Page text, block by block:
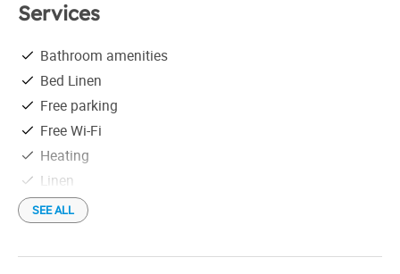
Services
Bathroom amenities
Bed Linen
Free parking
Free Wi-Fi
Heating
Linen
Safe box in the room
Shower
Tourist information
SEE ALL